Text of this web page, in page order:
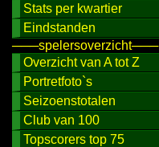
Stats per kwartier
Eindstanden
───spelersoverzicht───
Overzicht van A tot Z
Portretfoto`s
Seizoenstotalen
Club van 100
Topscorers top 75